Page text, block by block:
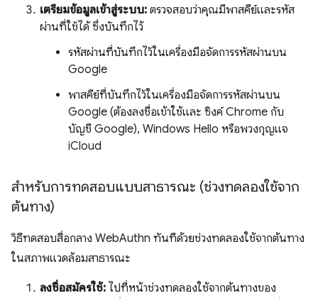
เตรียมข้อมูลเข้าสู่ระบบ: ตรวจสอบว่าคุณมีพาสคีย์และรหัส
ผ่านที่ใช้ได้ ซึ่งบันทึกไว้
รหัสผ่านที่บันทึกไว้ในเครื่องมือจัดการรหัสผ่านบน
Google
พาสคีย์ที่บันทึกไว้ในเครื่องมือจัดการรหัสผ่านบน
Google (ต้องลงชื่อเข้าใช้และ ซิงค์ Chrome กับ
บัญชี Google), Windows Hello หรือพวงกุญแจ
iCloud
สำหรับการทดสอบแบบสาธารณะ (ช่วงทดลองใช้จาก
ต้นทาง)
วิธีทดสอบสื่อกลาง WebAuthn ทันทีด้วยช่วงทดลองใช้จากต้นทาง
ในสภาพแวดล้อมสาธารณะ
ลงชื่อสมัครใช้: ไปที่หน้าช่วงทดลองใช้จากต้นทางของ